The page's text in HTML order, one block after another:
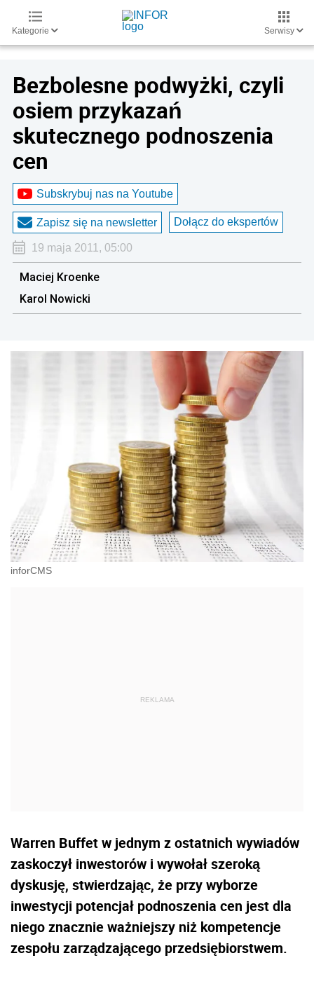
Kategorie Serwisy
Bezbolesne podwyżki, czyli
osiem przykazań
skutecznego podnoszenia
cen
Subskrybuj nas na Youtube
Zapisz się na newsletter Dołącz do ekspertów
19 maja 2011, 05:00
Maciej Kroenke
Karol Nowicki
inforCMS
Warren Buffet w jednym z ostatnich wywiadów
zaskoczył inwestorów i wywołał szeroką
dyskusję, stwierdzając, że przy wyborze
inwestycji potencjał podnoszenia cen jest dla
niego znacznie ważniejszy niż kompetencje
zespołu zarządzającego przedsiębiorstwem.